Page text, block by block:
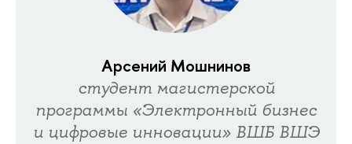
Арсений Мошнинов
студент магистерской
программы «Электронный бизнес
и цифровые инновации» ВШБ ВШЭ